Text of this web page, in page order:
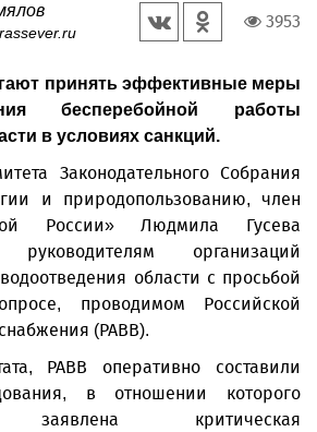
3953
принять эффективные меры
бесперебойной работы
в условиях санкций.
Законодательного Собрания
и природопользованию, член
России» Людмила Гусева
организаций
области с просьбой
проводимом Российской
(РАВВ).
РАВВ оперативно составили
в отношении которого
заявлена критическая